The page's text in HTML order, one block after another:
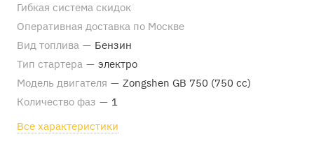
Гибкая система скидок
Оперативная доставка по Москве
Вид топлива — Бензин
Тип стартера — электро
Модель двигателя — Zongshen GB 750 (750 cc)
Количество фаз — 1
Все характеристики